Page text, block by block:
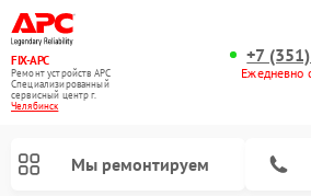
FIX-APC
Ремонт устройств APC
Специализированный
cервисный центр г.
Челябинск
+7
Ежедневно
Мы ремонтируем